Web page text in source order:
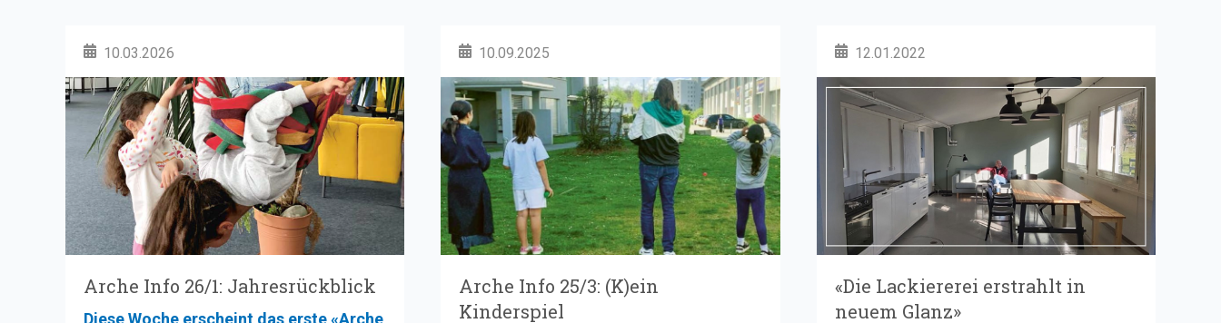
10.03.2026
Arche Info 26/1: Jahresrückblick
10.09.2025
Arche Info 25/3: (K)ein
Kinderspiel
12.01.2022
«Die Lackiererei erstrahlt in
neuem Glanz»